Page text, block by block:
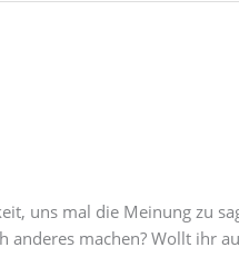
uns mal die Meinung zu
anderes machen? Wollt ihr